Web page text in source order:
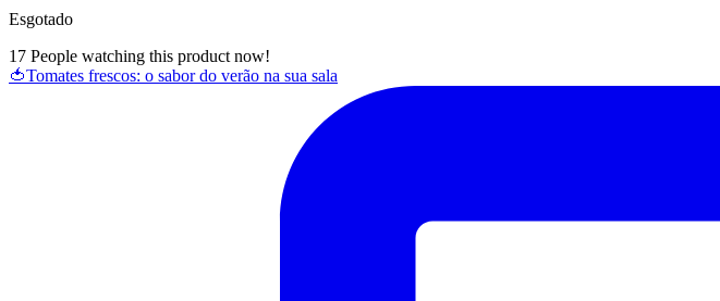
Esgotado
17 People watching this product now!
🍅Tomates frescos: o sabor do verão na sua sala